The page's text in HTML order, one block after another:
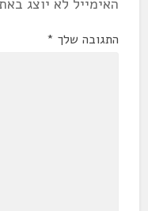
האימייל לא יוצג
התגובה שלך *